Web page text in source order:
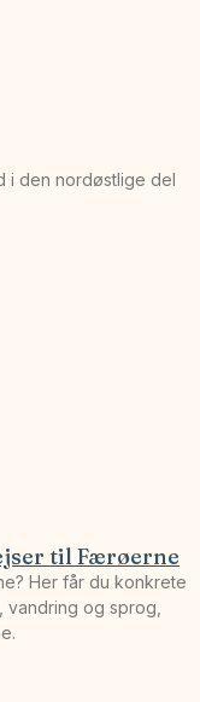
i den nordøstlige del
til Færøerne
Her får du konkrete
vandring og sprog,